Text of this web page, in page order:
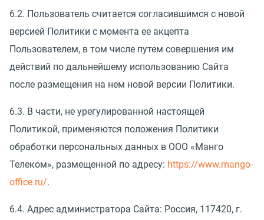
6.2. Пользователь считается согласившимся с новой
версией Политики с момента ее акцепта
Пользователем, в том числе путем совершения им
действий по дальнейшему использованию Сайта
после размещения на нем новой версии Политики.
6.3. В части, не урегулированной настоящей
Политикой, применяются положения Политики
обработки персональных данных в ООО «Манго
Телеком», размещенной по адресу: https://www.mango-
office.ru/.
6.4. Адрес администратора Сайта: Россия, 117420, г.